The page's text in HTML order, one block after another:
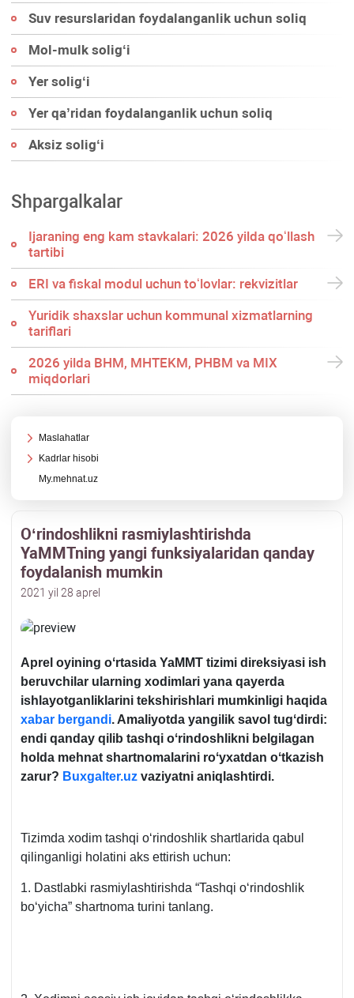
Suv resurslaridan foydalanganlik uchun soliq
Mol-mulk soligʻi
Yer soligʻi
Yer qa’ridan foydalanganlik uchun soliq
Aksiz soligʻi
Shpargalkalar
Ijaraning eng kam stavkalari: 2026 yilda qoʻllash
tartibi
ERI va fiskal modul uchun toʻlovlar: rekvizitlar
Yuridik shaхslar uchun kommunal хizmatlarning
tariflari
2026 yilda BHM, MHTEKM, PHBM va MIX
miqdorlari
Maslahatlar
Kadrlar hisobi
My.mehnat.uz
Oʻrindoshlikni rasmiylashtirishda
YaMMTning yangi funksiyalaridan qanday
foydalanish mumkin
2021 yil 28 aprel
Aprel oyining oʻrtasida YaMMT tizimi direksiyasi ish
beruvchilar ularning хodimlari yana qayerda
ishlayotganliklarini tekshirishlari mumkinligi haqida
хabar bergandi. Amaliyotda yangilik savol tugʻdirdi:
endi qanday qilib tashqi oʻrindoshlikni belgilagan
holda mehnat shartnomalarini roʻyхatdan oʻtkazish
zarur? Buxgalter.uz vaziyatni aniqlashtirdi.
Tizimda хodim tashqi oʻrindoshlik shartlarida qabul
qilinganligi holatini aks ettirish uchun:
1. Dastlabki rasmiylashtirishda “Tashqi oʻrindoshlik
boʻyicha” shartnoma turini tanlang.